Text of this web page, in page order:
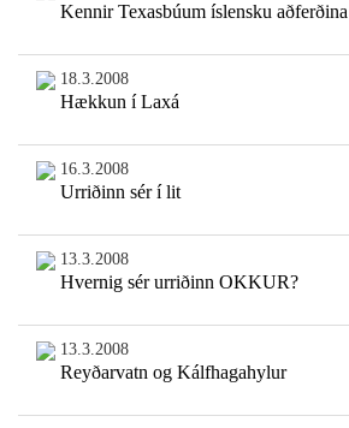
Kennir Texasbúum íslensku aðferðina
18.3.2008
Hækkun í Laxá
16.3.2008
Urriðinn sér í lit
13.3.2008
Hvernig sér urriðinn OKKUR?
13.3.2008
Reyðarvatn og Kálfhagahylur